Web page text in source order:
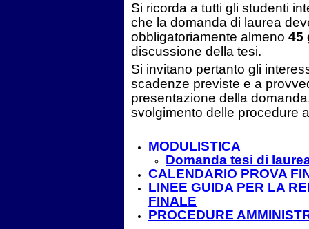
Si ricorda a tutti gli studenti
che la domanda di laurea
obbligatoriamente almeno 45
discussione della tesi.
Si invitano pertanto gli
scadenze previste e a
presentazione della
svolgimento delle procedure
MODULISTICA
Domanda tesi di
CALENDARIO PROVA
LINEE GUIDA PER LA
FINALE
PROCEDURE